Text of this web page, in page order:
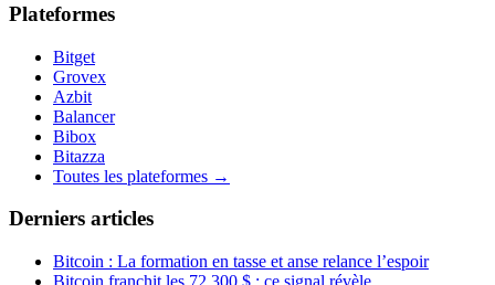
Plateformes
Bitget
Grovex
Azbit
Balancer
Bibox
Bitazza
Toutes les plateformes →
Derniers articles
Bitcoin : La formation en tasse et anse relance l’espoir
Bitcoin franchit les 72 300 $ : ce signal révèle